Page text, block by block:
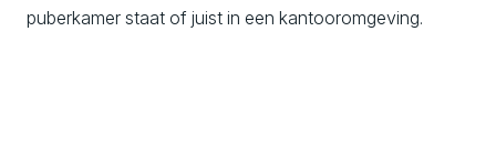
puberkamer staat of juist in een kantooromgeving.